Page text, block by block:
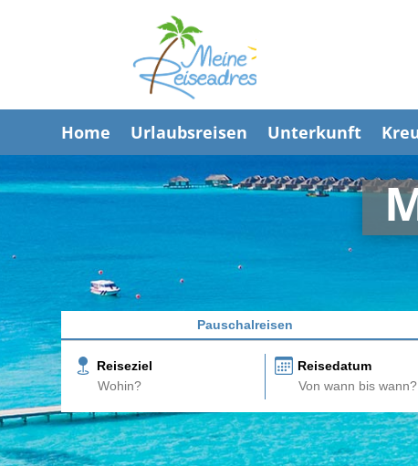
Home Urlaubsreisen Unterkunft
Pauschalreisen
Reiseziel Reisedatum